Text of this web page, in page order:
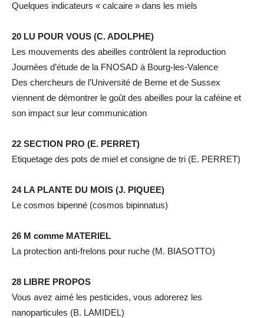
Quelques indicateurs « calcaire » dans les miels
20 LU POUR VOUS (C. ADOLPHE)
Les mouvements des abeilles contrôlent la reproduction
Journées d’étude de la FNOSAD à Bourg-les-Valence
Des chercheurs de l’Université de Berne et de Sussex
viennent de démontrer le goût des abeilles pour la caféine et
son impact sur leur communication
22 SECTION PRO (E. PERRET)
Etiquetage des pots de miel et consigne de tri (E. PERRET)
24 LA PLANTE DU MOIS (J. PIQUEE)
Le cosmos bipenné (cosmos bipinnatus)
26 M comme MATERIEL
La protection anti-frelons pour ruche (M. BIASOTTO)
28 LIBRE PROPOS
Vous avez aimé les pesticides, vous adorerez les
nanoparticules (B. LAMIDEL)